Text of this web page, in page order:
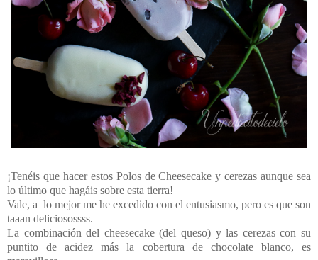
¡Tenéis que hacer estos Polos de Cheesecake y cerezas aunque sea
lo último que hagáis sobre esta tierra!
Vale, a lo mejor me he excedido con el entusiasmo, pero es que son
taaan deliciosossss.
La combinación del cheesecake (del queso) y las cerezas con su
puntito de acidez más la cobertura de chocolate blanco, es